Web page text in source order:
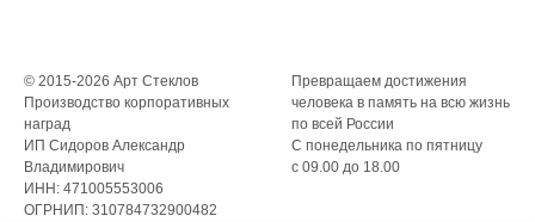
© 2015-2026 Арт Стеклов
Производство корпоративных
наград
ИП Сидоров Александр
Владимирович
ИНН: 471005553006
ОГРНИП: 310784732900482
Превращаем достижения
человека в память на всю жизнь
по всей России
С понедельника по пятницу
с 09.00 до 18.00